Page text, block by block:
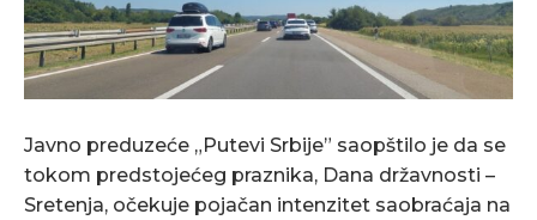
Javno preduzeće „Putevi Srbije” saopštilo je da se
tokom predstojećeg praznika, Dana državnosti –
Sretenja, očekuje pojačan intenzitet saobraćaja na